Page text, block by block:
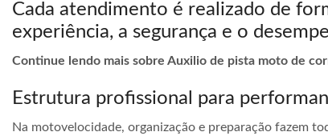
Cada atendimento é realizado de
experiência, a segurança e o
Continue lendo mais sobre Auxilio de pista moto de
Estrutura profissional para
Na motovelocidade, organização e preparação fazem